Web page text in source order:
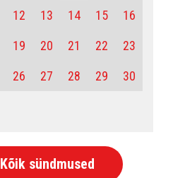
12 13 14 15 16
19 20 21 22 23
26 27 28 29 30
Kõik sündmused